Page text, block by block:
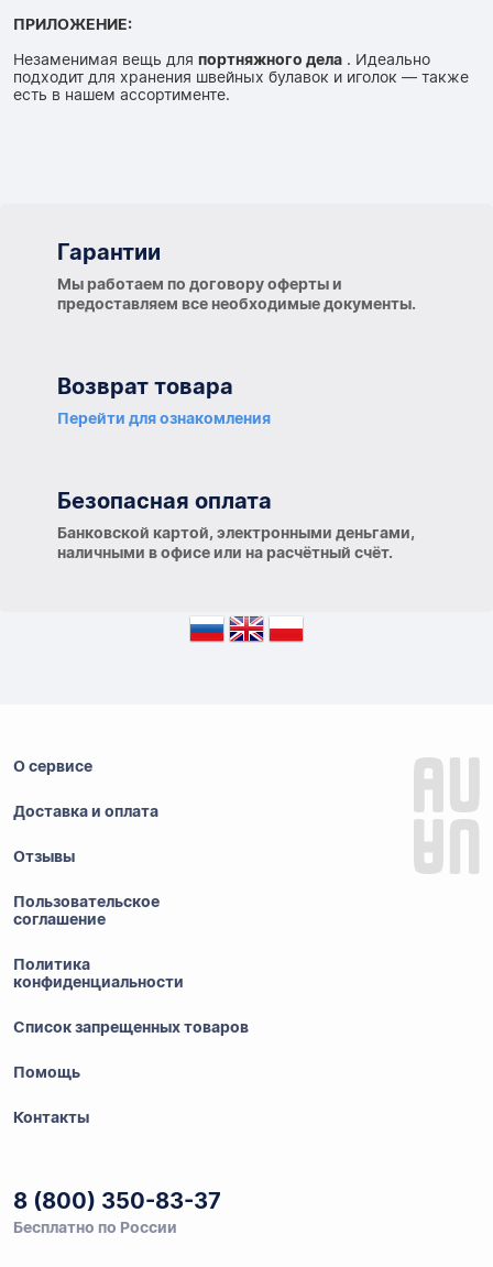
ПРИЛОЖЕНИЕ:
Незаменимая вещь для портняжного дела . Идеально
подходит для хранения швейных булавок и иголок — также
есть в нашем ассортименте.
Гарантии
Мы работаем по договору оферты и
предоставляем все необходимые документы.
Возврат товара
Перейти для ознакомления
Безопасная оплата
Банковской картой, электронными деньгами,
наличными в офисе или на расчётный счёт.
О сервисе
Доставка и оплата
Отзывы
Пользовательское
соглашение
Политика
конфиденциальности
Список запрещенных товаров
Помощь
Контакты
8 (800) 350-83-37
Бесплатно по России